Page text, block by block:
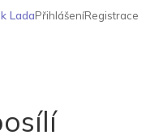
LadaPřihlášeníRegistrace